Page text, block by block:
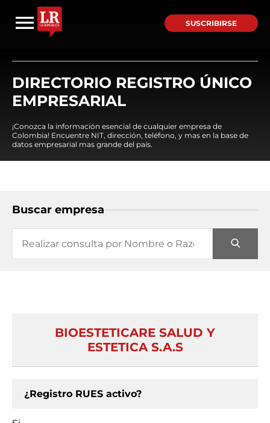
SUSCRIBIRSE
DIRECTORIO REGISTRO ÚNICO
EMPRESARIAL
¡Conozca la información esencial de cualquier empresa de
Colombia! Encuentre NIT, dirección, teléfono, y mas en la base de
datos empresarial mas grande del país.
Buscar empresa
BIOESTETICARE SALUD Y
ESTETICA S.A.S
¿Registro RUES activo?